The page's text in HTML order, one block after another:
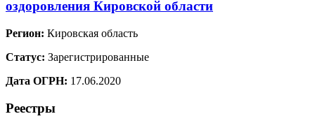
оздоровления Кировской области
Регион: Кировская область
Статус: Зарегистрированные
Дата ОГРН: 17.06.2020
Реестры